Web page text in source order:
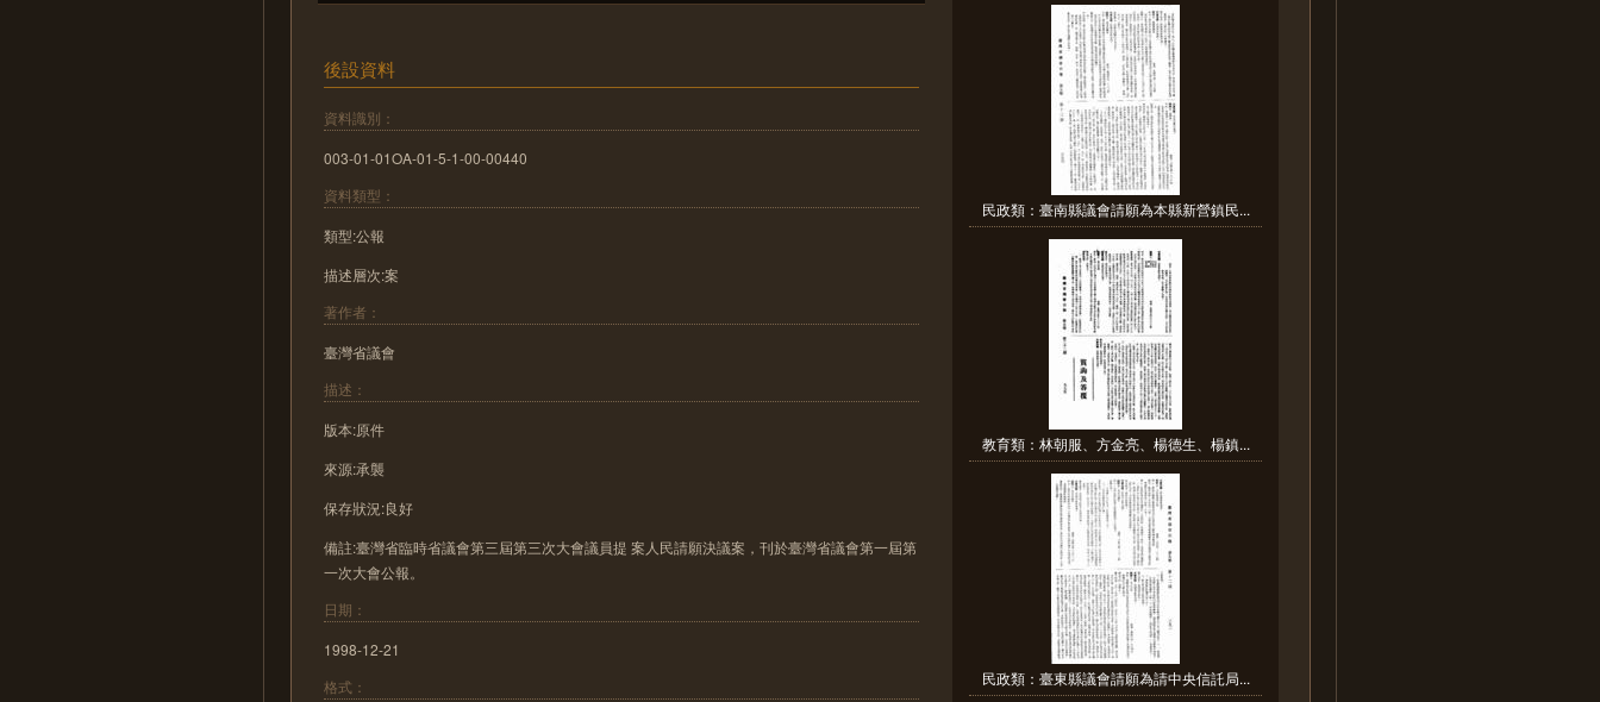
後設資料
資料識別：
003-01-01OA-01-5-1-00-00440
資料類型：
類型:公報
描述層次:案
著作者：
臺灣省議會
描述：
版本:原件
來源:承襲
保存狀況:良好
備註:臺灣省臨時省議會第三屆第三次大會議員提 案人民請願決議案，刊於臺灣省議會第一屆第
一次大會公報。
日期：
1998-12-21
格式：
民政類：臺南縣議會請願為本縣新營鎮民...
教育類：林朝服、方金亮、楊德生、楊鎮...
民政類：臺東縣議會請願為請中央信託局...